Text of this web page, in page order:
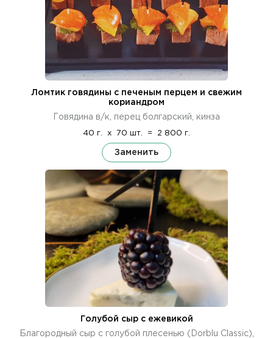
Ломтик говядины с печеным перцем и свежим
кориандром
Говядина в/к, перец болгарский, кинза
40 г. x 70 шт. = 2 800 г.
Заменить
Голубой сыр с ежевикой
Благородный сыр с голубой плесенью (Dorblu Classic),